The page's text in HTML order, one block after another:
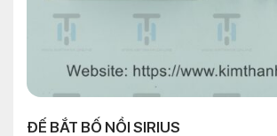
ĐẾ BẮT BỐ NỒI SIRIUS